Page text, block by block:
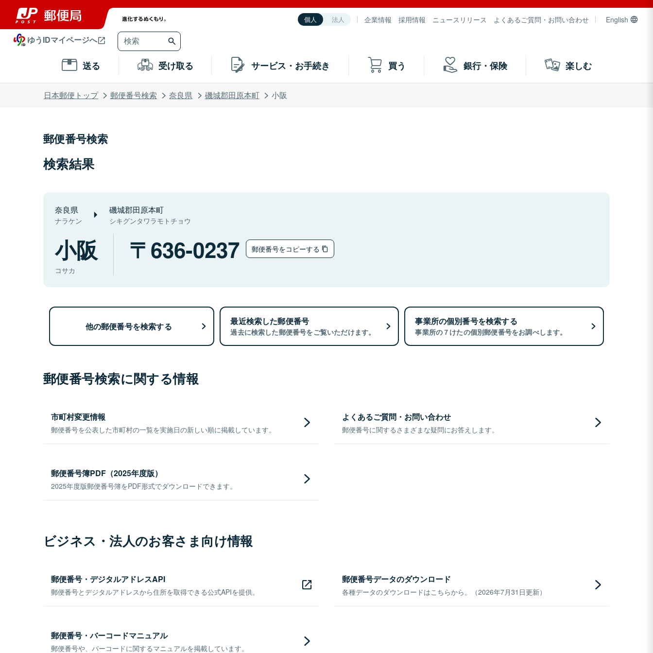
個人 法人 企業情報 採用情報 ニュースリリース よくあるご質問・お問い合わせ English
ゆうIDマイページへ
送る 受け取る サービス・お手続き 買う 銀行・保険 楽しむ
日本郵便トップ 郵便番号検索 奈良県 磯城郡田原本町 小阪
郵便番号検索
検索結果
奈良県
ナラケン
磯城郡田原本町
シキグンタワラモトチョウ
小阪
コサカ
636-0237 郵便番号をコピーする
他の郵便番号を検索する 最近検索した郵便番号
過去に検索した郵便番号をご覧いただけます。
事業所の個別番号を検索する
事業所の７けたの個別郵便番号をお調べします。
郵便番号検索に関する情報
市町村変更情報
郵便番号を公表した市町村の一覧を実施日の新しい順に掲載しています。
よくあるご質問・お問い合わせ
郵便番号に関するさまざまな疑問にお答えします。
郵便番号簿PDF（2025年度版）
2025年度版郵便番号簿をPDF形式でダウンロードできます。
ビジネス・法人のお客さま向け情報
郵便番号・デジタルアドレスAPI
郵便番号とデジタルアドレスから住所を取得できる公式APIを提供。
郵便番号データのダウンロード
各種データのダウンロードはこちらから。（2026年7月31日更新）
郵便番号・バーコードマニュアル
郵便番号や、バーコードに関するマニュアルを掲載しています。